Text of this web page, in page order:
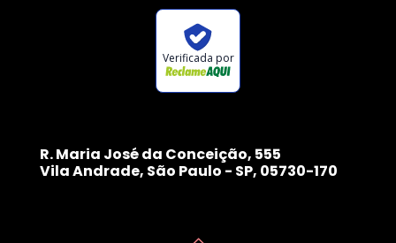
Verificada por
R. Maria José da Conceição, 555
Vila Andrade, São Paulo - SP, 05730-170